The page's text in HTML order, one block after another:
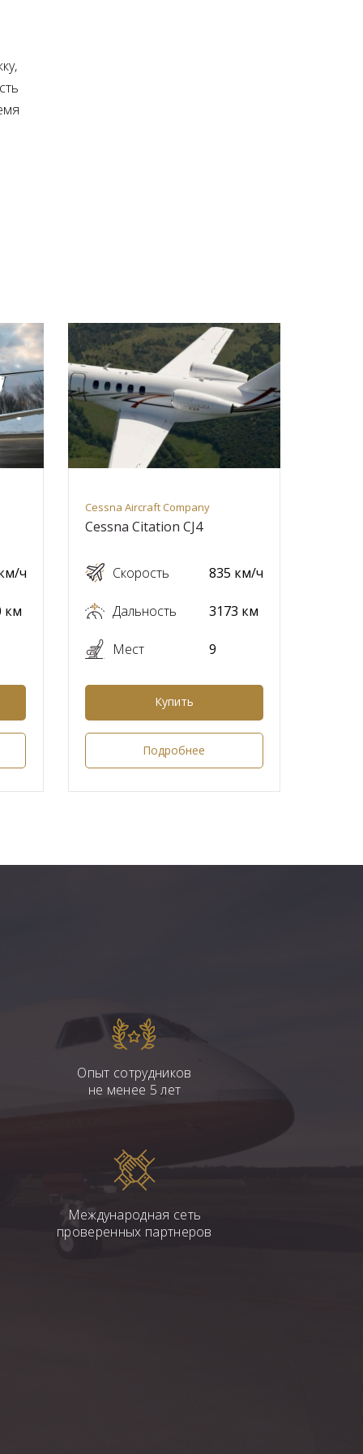
ч
км
Cessna Aircraft Company
Cessna Citation CJ4
Скорость
Дальность
Мест
835 км/ч
3173 км
9
Купить
Подробнее
Опыт сотрудников
не менее 5 лет
Международная сеть
проверенных партнеров